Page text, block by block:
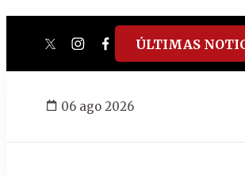
twitterinstagram
facebook
tiktokyoutube
spotify
ÚLTIMAS
06 ago 2026